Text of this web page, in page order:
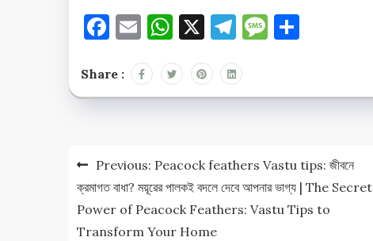
Facebook
EmailWhatsApp
X Telegram
Message
Share :
Post
navigation
Previous: Peacock feathers Vastu tips: জীবনে
ক্রমাগত বাধা? ময়ূরের পালকই বদলে দেবে আপনার ভাগ্য | The Secret
Power of Peacock Feathers: Vastu Tips to
Transform Your Home